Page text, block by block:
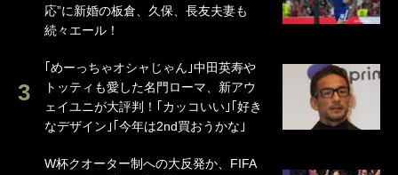
応”に新婚の板倉、久保、長友夫妻も
続々エール！
｢めーっちゃオシャじゃん｣中田英寿や
トッティも愛した名門ローマ、新アウ
ェイユニが大評判！｢カッコいい｣｢好き
なデザイン｣｢今年は2nd買おうかな｣
W杯クオーター制への大反発か、FIFA